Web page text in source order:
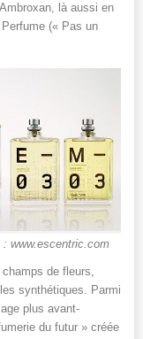
là aussi en
Perfume (« Pas un
www.escentric.com
de fleurs,
synthétiques. Parmi
plus avant-
du futur » créée